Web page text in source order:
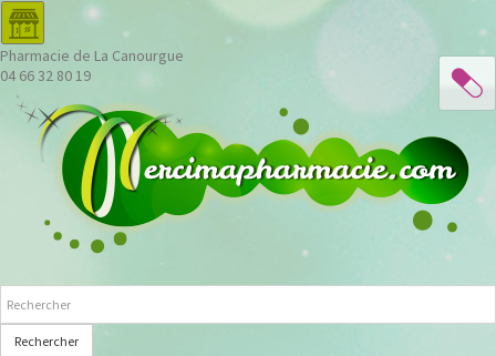
Pharmacie de La Canourgue
04 66 32 80 19
Rechercher